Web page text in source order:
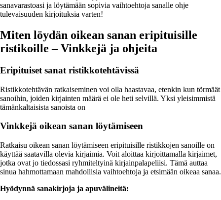
sanavarastoasi ja löytämään sopivia vaihtoehtoja sanalle ohje
tulevaisuuden kirjoituksia varten!
Miten löydän oikean sanan eripituisille
ristikoille – Vinkkejä ja ohjeita
Eripituiset sanat ristikkotehtävissä
Ristikkotehtävän ratkaiseminen voi olla haastavaa, etenkin kun törmäät
sanoihin, joiden kirjainten määrä ei ole heti selvillä. Yksi yleisimmistä
tämänkaltaisista sanoista on
Vinkkejä oikean sanan löytämiseen
Ratkaisu oikean sanan löytämiseen eripituisille ristikkojen sanoille on
käyttää saatavilla olevia kirjaimia. Voit aloittaa kirjoittamalla kirjaimet,
jotka ovat jo tiedossasi ryhmiteltyinä kirjainpalapeliisi. Tämä auttaa
sinua hahmottamaan mahdollisia vaihtoehtoja ja etsimään oikeaa sanaa.
Hyödynnä sanakirjoja ja apuvälineitä: